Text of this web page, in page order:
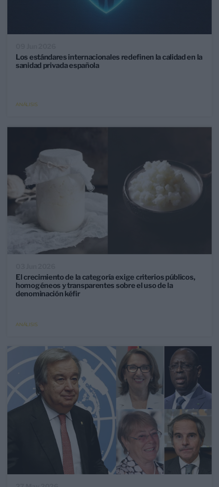
Los estándares internacionales redefinen la calidad en la
sanidad privada española
ANÁLISIS
El crecimiento de la categoría exige criterios públicos,
homogéneos y transparentes sobre el uso de la
denominación kéfir
ANÁLISIS